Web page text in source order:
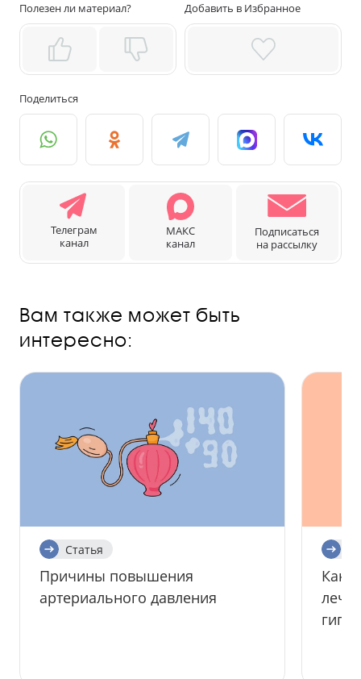
Полезен ли материал? Добавить в Избранное
Поделиться
Телеграм
канал
МАКС
канал
Подписаться
на рассылку
Вам также может быть
интересно:
Статья
Причины повышения
артериального давления
Как